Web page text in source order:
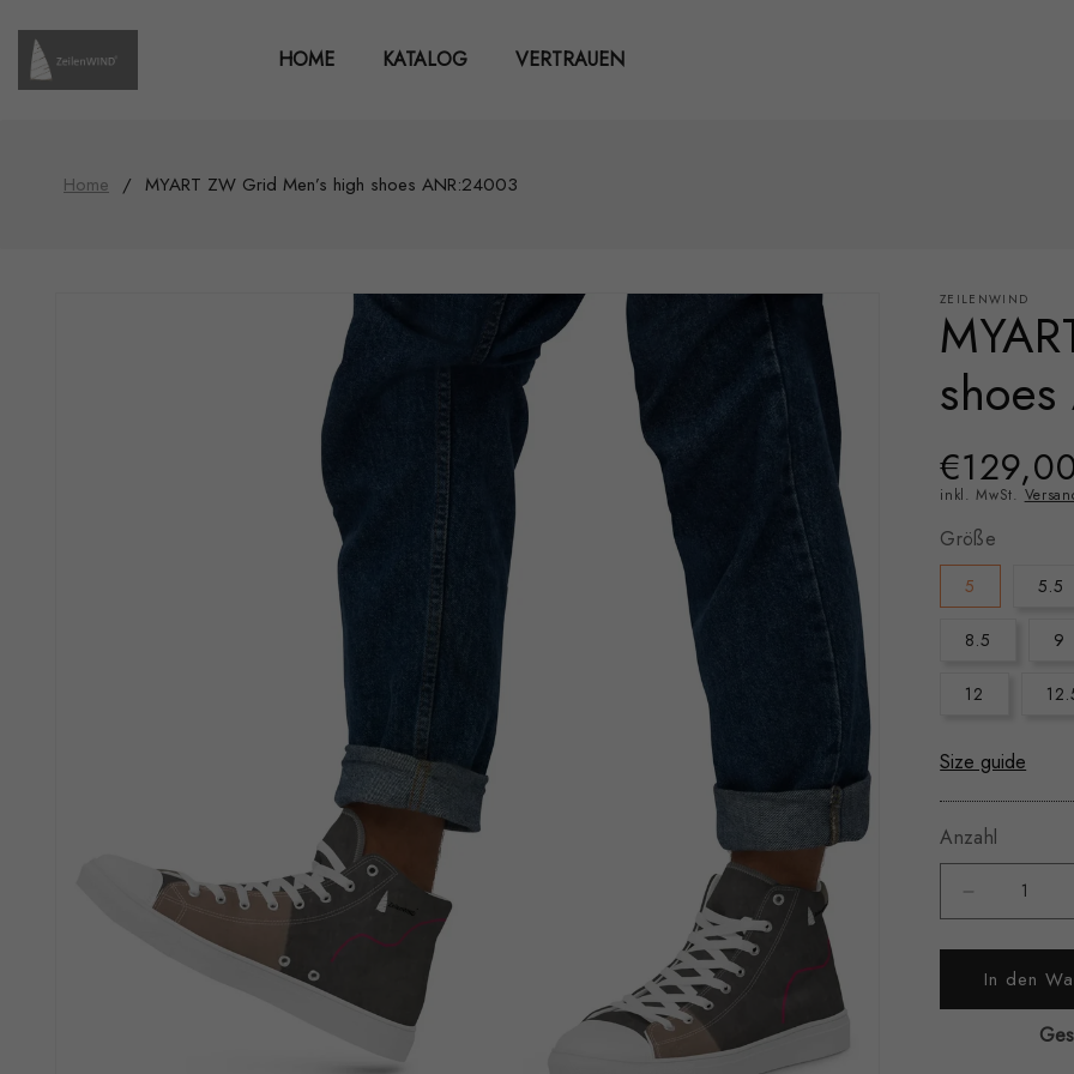
zum
Inhalt
HOME KATALOG VERTRAUEN
Home / MYART ZW Grid Men’s high shoes ANR:24003
ZEILENWIND
Normaler
Preis
inkl. MwSt.
Größe
5 5.5
8.5 9
12
Size guide
Anzahl
die
Menge
In den